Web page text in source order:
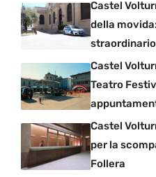
Castel
della
straordinario
Castel
Teatro
Castel
per la
Follera